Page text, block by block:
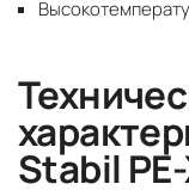
Stabil